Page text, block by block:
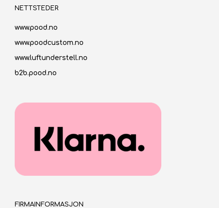
NETTSTEDER
www.pood.no
www.poodcustom.no
www.luftunderstell.no
b2b.pood.no
FIRMAINFORMASJON